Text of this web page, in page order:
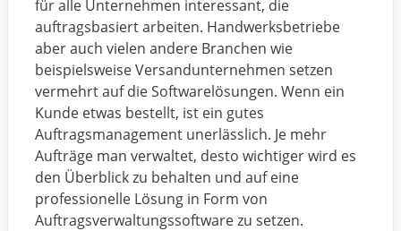
für alle Unternehmen interessant, die
auftragsbasiert arbeiten. Handwerksbetriebe
aber auch vielen andere Branchen wie
beispielsweise Versandunternehmen setzen
vermehrt auf die Softwarelösungen. Wenn ein
Kunde etwas bestellt, ist ein gutes
Auftragsmanagement unerlässlich. Je mehr
Aufträge man verwaltet, desto wichtiger wird es
den Überblick zu behalten und auf eine
professionelle Lösung in Form von
Auftragsverwaltungssoftware zu setzen.